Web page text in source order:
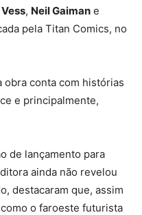
, Neil Gaiman e
pela Titan Comics, no
obra conta com histórias
e principalmente,
de lançamento para
ainda não revelou
destacaram que, assim
o faroeste futurista